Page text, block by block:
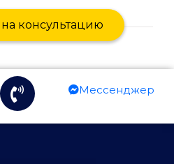
консультацию
Мессенджер